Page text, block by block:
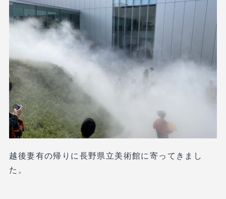
越後妻有の帰りに長野県立美術館に寄ってきまし
た。